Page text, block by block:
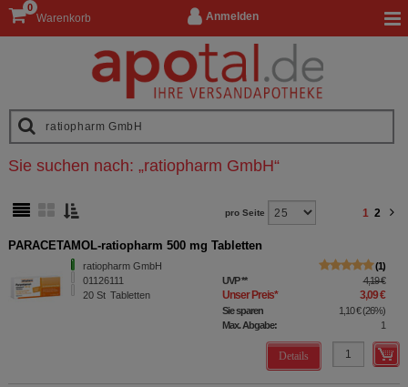
Anmelden
Warenkorb
0
Sie suchen nach: „ratiopharm GmbH“
pro Seite 1 2
PARACETAMOL-ratiopharm 500 mg Tabletten
ratiopharm GmbH
01126111
20 St Tabletten
1
UVP** 4,19 €
Unser Preis* 3,09 €
Sie sparen 1,10 €(26%)
Max. Abgabe:
1
Details